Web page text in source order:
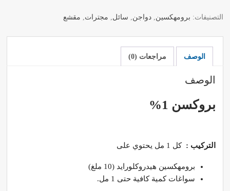
(عبوة
التصنيفات: برومهكسين دواجن سائل مجترات مقشع
الوصف مراجعات (0)
الوصف
بروكسن 1%
التركيب :كل 1 مل يحتوي على
برومهكسين هيدروكلورايد (10 ملغ)
سواغات كمية كافية حتى 1 مل.